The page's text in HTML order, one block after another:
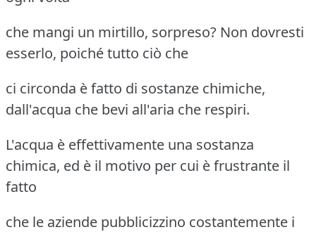
che mangi un mirtillo, sorpreso? Non dovresti
esserlo, poiché tutto ciò che
ci circonda è fatto di sostanze chimiche,
dall'acqua che bevi all'aria che respiri.
L'acqua è effettivamente una sostanza
chimica, ed è il motivo per cui è frustrante il
fatto
che le aziende pubblicizzino costantemente i